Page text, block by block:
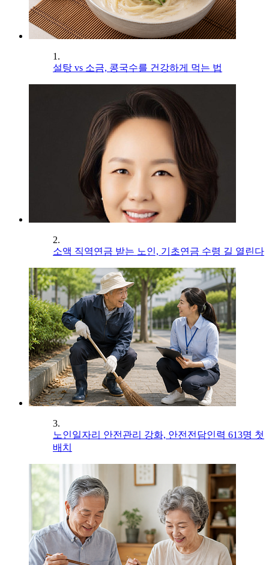
1.
설탕 vs 소금, 콩국수를 건강하게 먹는 법
2.
소액 직역연금 받는 노인, 기초연금 수령 길 열린다
3.
노인일자리 안전관리 강화, 안전전담인력 613명 첫
배치